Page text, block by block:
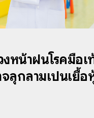
หน้าฝนโรคมือเ
ลุกลามเป็นเยื้